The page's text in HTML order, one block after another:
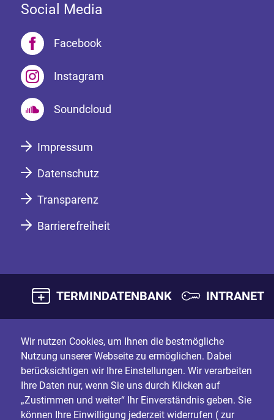
Social Media
Facebook
Instagram
Soundcloud
Impressum
Datenschutz
Transparenz
Barrierefreiheit
TERMINDATENBANK INTRANET
Wir nutzen Cookies, um Ihnen die bestmögliche
Nutzung unserer Webseite zu ermöglichen. Dabei
berücksichtigen wir Ihre Einstellungen. Wir verarbeiten
Ihre Daten nur, wenn Sie uns durch Klicken auf
„Zustimmen und weiter“ Ihr Einverständnis geben. Sie
können Ihre Einwilligung jederzeit widerrufen ( zur